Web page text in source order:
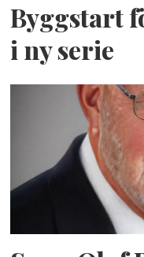
Byggstart
i ny serie